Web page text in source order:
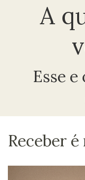
A
Esse
Receber